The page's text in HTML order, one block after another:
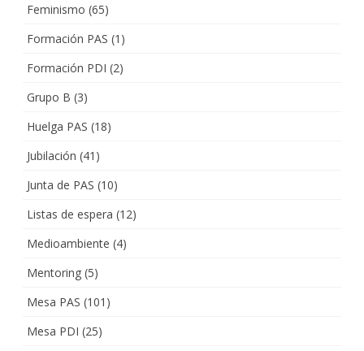
Feminismo (65)
Formación PAS (1)
Formación PDI (2)
Grupo B (3)
Huelga PAS (18)
Jubilación (41)
Junta de PAS (10)
Listas de espera (12)
Medioambiente (4)
Mentoring (5)
Mesa PAS (101)
Mesa PDI (25)